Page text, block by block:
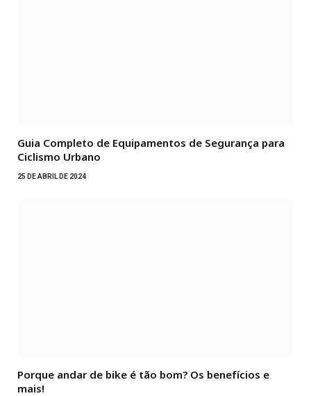
Guia Completo de Equipamentos de Segurança para
Ciclismo Urbano
25 DE ABRIL DE 2024
Porque andar de bike é tão bom? Os benefícios e
mais!